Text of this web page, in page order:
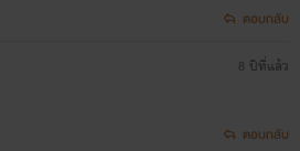
ตอบกลับ
8 ปีที่แล้ว
ตอบกลับ